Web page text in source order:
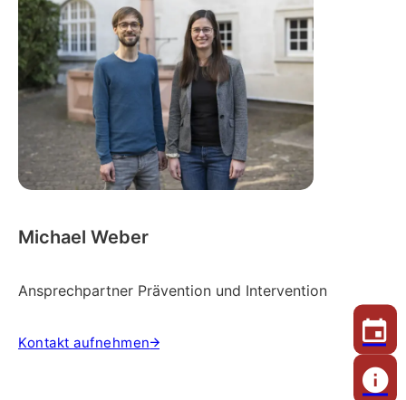
Michael Weber
Ansprechpartner Prävention und Intervention
Kontakt aufnehmen